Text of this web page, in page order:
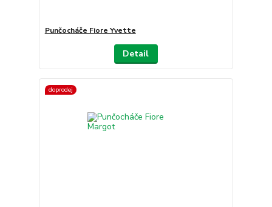
Punčocháče Fiore Yvette
Detail
doprodej